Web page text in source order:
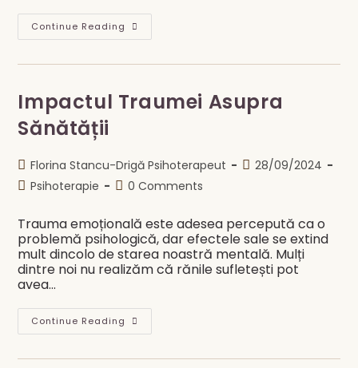
Continue Reading Comunicarea
Nonverbală
Relații:
Decât
Cuvinte
Impactul Traumei Asupra
Sănătății
Post
author:
Florina Stancu-Drigă Psihoterapeut
Post28/09/2024
PostPsihoterapie
Post0 Comments
Trauma emoțională este adesea percepută ca o
problemă psihologică, dar efectele sale se extind
mult dincolo de starea noastră mentală. Mulți
dintre noi nu realizăm că rănile sufletești pot
avea…
Continue Reading Impactul
Traumei
Sănătății